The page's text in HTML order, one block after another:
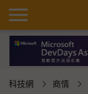
科技網 商情